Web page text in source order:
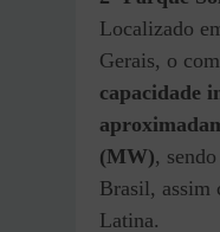
Localizado
Gerais, o
capacidade
(MW),
Brasil, assim
Latina.